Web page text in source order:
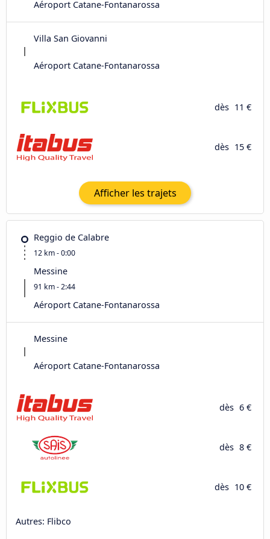
Aéroport Catane-Fontanarossa
Villa San Giovanni
Aéroport Catane-Fontanarossa
dès 11 €
dès 15 €
Afficher les trajets
Reggio de Calabre
12 km - 0:00
Messine
91 km - 2:44
Aéroport Catane-Fontanarossa
Messine
Aéroport Catane-Fontanarossa
dès 6 €
dès 8 €
dès 10 €
Autres: Flibco